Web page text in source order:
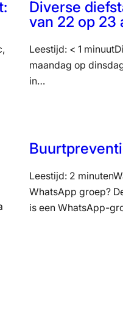
Diverse
van 22 op 23
Leestijd: < 1
maandag op
in…
Leestijd: 2
WhatsApp groep?
is een WhatsApp-